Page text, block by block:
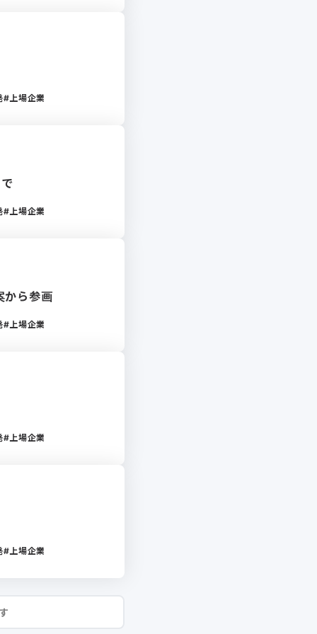
上場企業
上場企業
から参画
上場企業
上場企業
上場企業